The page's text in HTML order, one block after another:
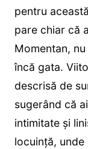
pentru
pare chiar că
Momentan,
încă gata.
descrisă de
sugerând că
intimitate și
locuință,